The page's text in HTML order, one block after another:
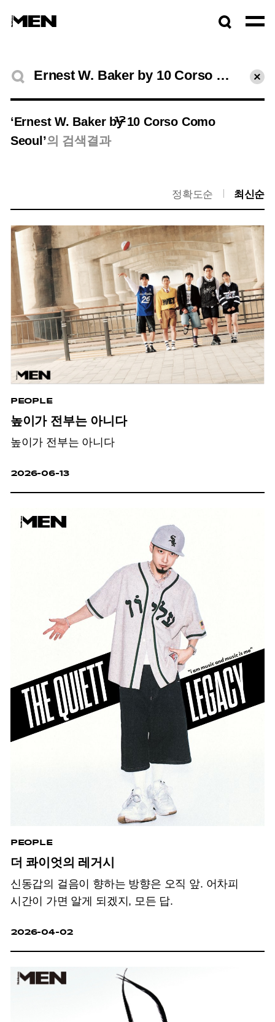
검색결과
초기
‘Ernest W. Baker by 10 Corso Como
Seoul’의 검색결과
12
정확도순 최신순
PEOPLE
높이가 전부는 아니다
높이가 전부는 아니다
2026-06-13
PEOPLE
더 콰이엇의 레거시
신동갑의 걸음이 향하는 방향은 오직 앞. 어차피
시간이 가면 알게 되겠지, 모든 답.
2026-04-02